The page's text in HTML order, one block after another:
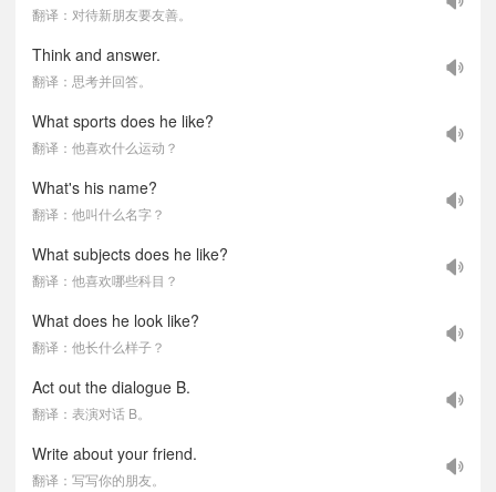
翻译：对待新朋友要友善。
Think and answer.
翻译：思考并回答。
What sports does he like?
翻译：他喜欢什么运动？
What's his name?
翻译：他叫什么名字？
What subjects does he like?
翻译：他喜欢哪些科目？
What does he look like?
翻译：他长什么样子？
Act out the dialogue B.
翻译：表演对话 B。
Write about your friend.
翻译：写写你的朋友。